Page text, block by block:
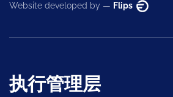
Website developed by — Flips
执行管理层